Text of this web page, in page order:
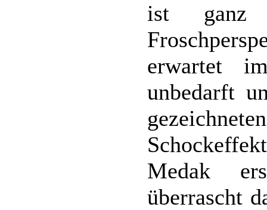
ist ganz
erwartet
unbedarft
Medak
überrascht